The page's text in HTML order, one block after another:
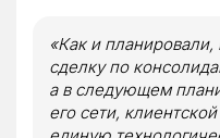
«Как и
сделку по
а в следующем
его сети,